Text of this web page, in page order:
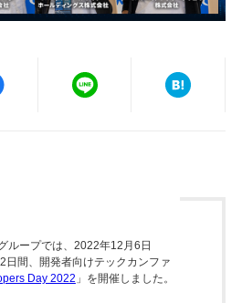
ループでは、2022年12月6日
日間、開発者向けテックカンファ
Day 2022 」を開催しました。